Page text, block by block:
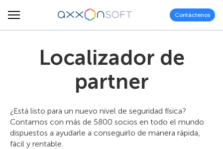
Contáctenos
Localizador de
partner
¿Está listo para un nuevo nivel de seguridad física?
Contamos con más de 5800 socios en todo el mundo
dispuestos a ayudarle a conseguirlo de manera rápida,
fácil y rentable.